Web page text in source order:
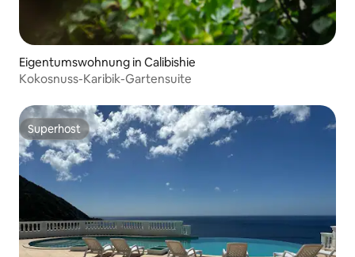
Eigentumswohnung in Calibishie
Kokosnuss-Karibik-Gartensuite
Superhost
Superhost